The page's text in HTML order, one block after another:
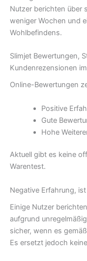
Nutzer berichten über
weniger Wochen und
Wohlbefindens.
Slimjet Bewertungen,
Kundenrezensionen
Online-Bewertungen
Positive
Gute
Hohe
Aktuell gibt es keine
Warentest.
Negative Erfahrung,
Einige Nutzer
aufgrund
sicher, wenn es
Es ersetzt jedoch